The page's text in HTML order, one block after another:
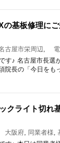
基板修理に
古屋市栄周辺, 電
す♪ 名古屋市長選
院長の「今日をも
クライト切れ
大阪府, 同業者様,